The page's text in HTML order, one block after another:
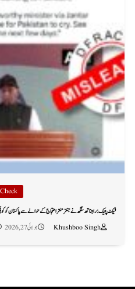
فیکٹ چیک: راجناتھ سنگھ نے جنتر منتر احتجاج کے حوالے سے پاکستان کو
Khushboo Singh
جولائی 27, 2026